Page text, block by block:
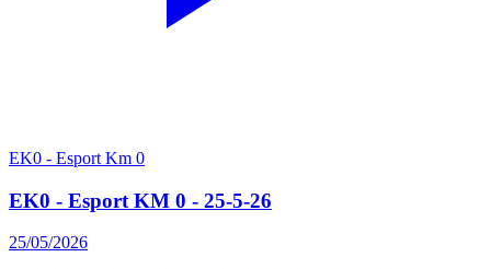
EK0 - Esport Km 0
EK0 - Esport KM 0 - 25-5-26
25/05/2026